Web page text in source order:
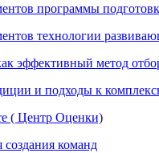
программы
технологии
эффективный метод
и подходы к
( Центр Оценки)
создания команд